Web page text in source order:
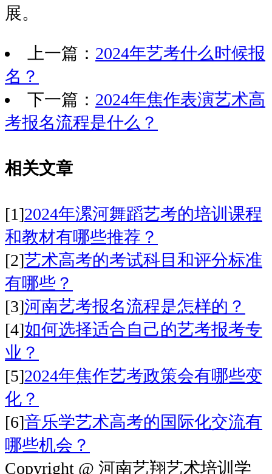
展。
上一篇： 2024年艺考什么时候报
名？
下一篇： 2024年焦作表演艺术高
考报名流程是什么？
相关文章
[1]2024年漯河舞蹈艺考的培训课程
和教材有哪些推荐？
[2]艺术高考的考试科目和评分标准
有哪些？
[3]河南艺考报名流程是怎样的？
[4]如何选择适合自己的艺考报考专
业？
[5]2024年焦作艺考政策会有哪些变
化？
[6]音乐学艺术高考的国际化交流有
哪些机会？
Copyright @ 河南艺翔艺术培训学